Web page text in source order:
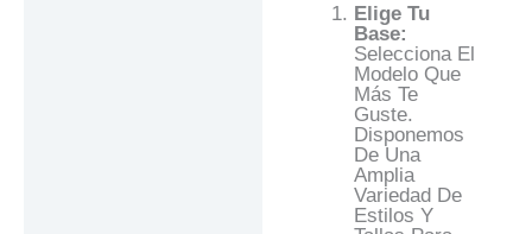
Elige Tu
Base:
Selecciona El
Modelo Que
Más Te
Guste.
Disponemos
De Una
Amplia
Variedad De
Estilos Y